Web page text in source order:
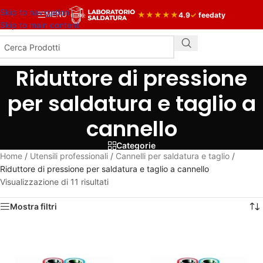
Skip to navigation
Skip to main content
MENU ★★★★★4.9✓ feedaty
Riduttore di pressione
per saldatura e taglio a
cannello
Categorie
Home / Utensili professionali / Cannelli per saldatura e taglio /
Riduttore di pressione per saldatura e taglio a cannello
Visualizzazione di 11 risultati
Mostra filtri